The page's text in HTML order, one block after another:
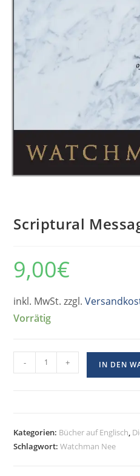
Scriptural
9,00€
inkl. MwSt. zzgl.
Vorrätig
- + IN DEN
Kategorien: Bücher auf Englisch
Schlagwort:Watchman Nee